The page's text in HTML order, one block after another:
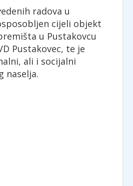
radova u
cijeli objekt
u Pustakovcu
Pustakovec, te je
ali i socijalni
naselja.